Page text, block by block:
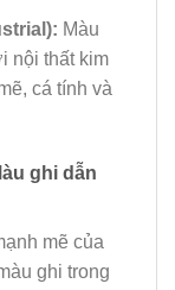
Màu
nội thất kim
cá tính và
ghi dẫn
mẽ của
ghi trong